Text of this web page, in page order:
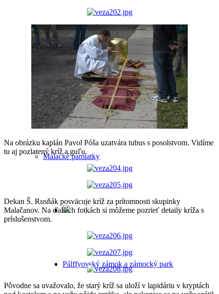
Legendy a záhady Malaciek
Príbeh Maliny
Malacké pamiatky
Pálffyovský zámok a zámocký park
Na obrázku kaplán Pavol Póša uzatvára tubus s posolstvom. Vidíme
tu aj pozlatený kríž a guľu.
Dekan Š. Rusňák posväcuje kríž za prítomnosti skupinky
Malačanov. Na ďalších fotkách si môžeme pozrieť detaily kríža s
príslušenstvom.
Pôvodne sa uvažovalo, že starý kríž sa uloží v lapidáriu v kryptách